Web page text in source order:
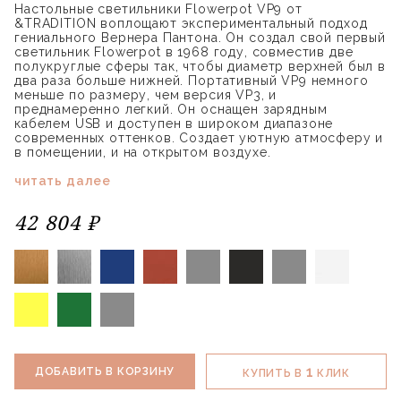
Настольные светильники Flowerpot VP9 от
&TRADITION воплощают экспериментальный подход
гениального Вернера Пантона. Он создал свой первый
светильник Flowerpot в 1968 году, совместив две
полукруглые сферы так, чтобы диаметр верхней был в
два раза больше нижней. Портативный VP9 немного
меньше по размеру, чем версия VP3, и
преднамеренно легкий. Он оснащен зарядным
кабелем USB и доступен в широком диапазоне
современных оттенков. Создает уютную атмосферу и
в помещении, и на открытом воздухе.
читать далее
42 804 ₽
ДОБАВИТЬ В КОРЗИНУ КУПИТЬ В 1 КЛИК